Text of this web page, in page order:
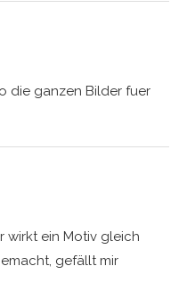
die ganzen Bilder fuer
wirkt ein Motiv gleich
gefällt mir